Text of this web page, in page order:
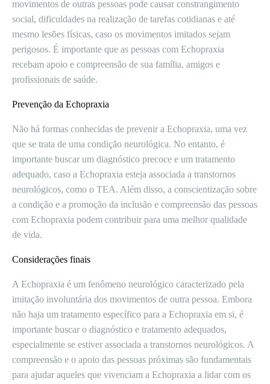
movimentos de outras pessoas pode causar constrangimento
social, dificuldades na realização de tarefas cotidianas e até
mesmo lesões físicas, caso os movimentos imitados sejam
perigosos. É importante que as pessoas com Echopraxia
recebam apoio e compreensão de sua família, amigos e
profissionais de saúde.
Prevenção da Echopraxia
Não há formas conhecidas de prevenir a Echopraxia, uma vez
que se trata de uma condição neurológica. No entanto, é
importante buscar um diagnóstico precoce e um tratamento
adequado, caso a Echopraxia esteja associada a transtornos
neurológicos, como o TEA. Além disso, a conscientização sobre
a condição e a promoção da inclusão e compreensão das pessoas
com Echopraxia podem contribuir para uma melhor qualidade
de vida.
Considerações finais
A Echopraxia é um fenômeno neurológico caracterizado pela
imitação involuntária dos movimentos de outra pessoa. Embora
não haja um tratamento específico para a Echopraxia em si, é
importante buscar o diagnóstico e tratamento adequados,
especialmente se estiver associada a transtornos neurológicos. A
compreensão e o apoio das pessoas próximas são fundamentais
para ajudar aqueles que vivenciam a Echopraxia a lidar com os